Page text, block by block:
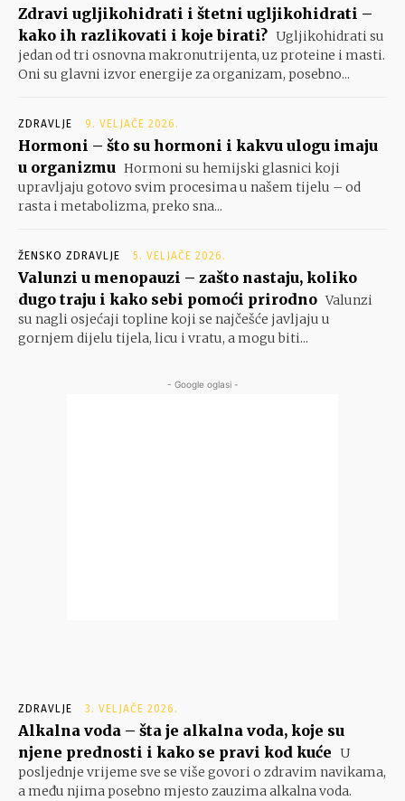
Zdravi ugljikohidrati i štetni ugljikohidrati –
kako ih razlikovati i koje birati? Ugljikohidrati su
jedan od tri osnovna makronutrijenta, uz proteine i masti.
Oni su glavni izvor energije za organizam, posebno...
ZDRAVLJE 9. VELJAČE 2026.
Hormoni – što su hormoni i kakvu ulogu imaju
u organizmu Hormoni su hemijski glasnici koji
upravljaju gotovo svim procesima u našem tijelu – od
rasta i metabolizma, preko sna...
ŽENSKO ZDRAVLJE 5. VELJAČE 2026.
Valunzi u menopauzi – zašto nastaju, koliko
dugo traju i kako sebi pomoći prirodno Valunzi
su nagli osjećaji topline koji se najčešće javljaju u
gornjem dijelu tijela, licu i vratu, a mogu biti...
- Google oglasi -
ZDRAVLJE 3. VELJAČE 2026.
Alkalna voda – šta je alkalna voda, koje su
njene prednosti i kako se pravi kod kuće U
posljednje vrijeme sve se više govori o zdravim navikama,
a među njima posebno mjesto zauzima alkalna voda.